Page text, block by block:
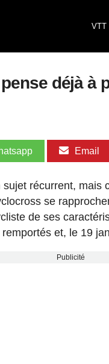
VTT
déjà
Email
récurrent,
se
de ses
et, le 19
Publicité